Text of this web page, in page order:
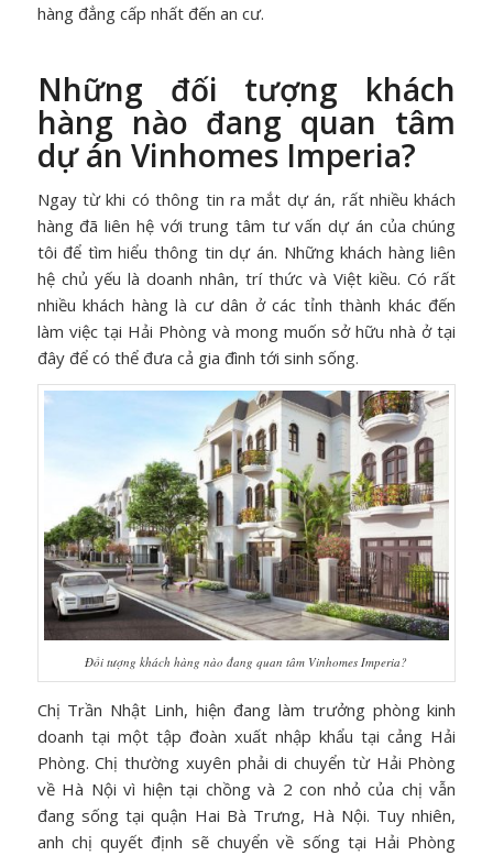
hàng đẳng cấp nhất đến an cư.
Những đối tượng khách
hàng nào đang quan tâm
dự án Vinhomes Imperia?
Ngay từ khi có thông tin ra mắt dự án, rất nhiều khách
hàng đã liên hệ với trung tâm tư vấn dự án của chúng
tôi để tìm hiểu thông tin dự án. Những khách hàng liên
hệ chủ yếu là doanh nhân, trí thức và Việt kiều. Có rất
nhiều khách hàng là cư dân ở các tỉnh thành khác đến
làm việc tại Hải Phòng và mong muốn sở hữu nhà ở tại
đây để có thể đưa cả gia đình tới sinh sống.
Đối tượng khách hàng nào đang quan tâm Vinhomes Imperia?
Chị Trần Nhật Linh, hiện đang làm trưởng phòng kinh
doanh tại một tập đoàn xuất nhập khẩu tại cảng Hải
Phòng. Chị thường xuyên phải di chuyển từ Hải Phòng
về Hà Nội vì hiện tại chồng và 2 con nhỏ của chị vẫn
đang sống tại quận Hai Bà Trưng, Hà Nội. Tuy nhiên,
anh chị quyết định sẽ chuyển về sống tại Hải Phòng